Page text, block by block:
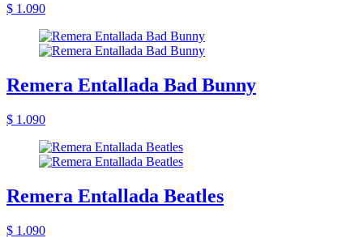
$ 1.090
Remera Entallada Bad Bunny
$ 1.090
Remera Entallada Beatles
$ 1.090